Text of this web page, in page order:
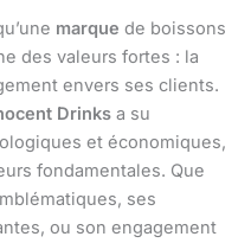
marque de boissons
des valeurs fortes : la
envers ses clients.
Drinks a su
et économiques,
fondamentales. Que
ses
ou son engagement